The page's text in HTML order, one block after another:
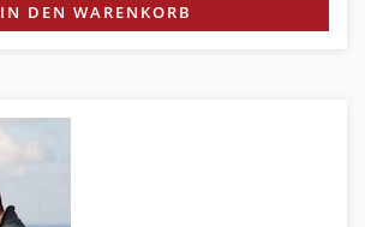
IN DEN WARENKORB